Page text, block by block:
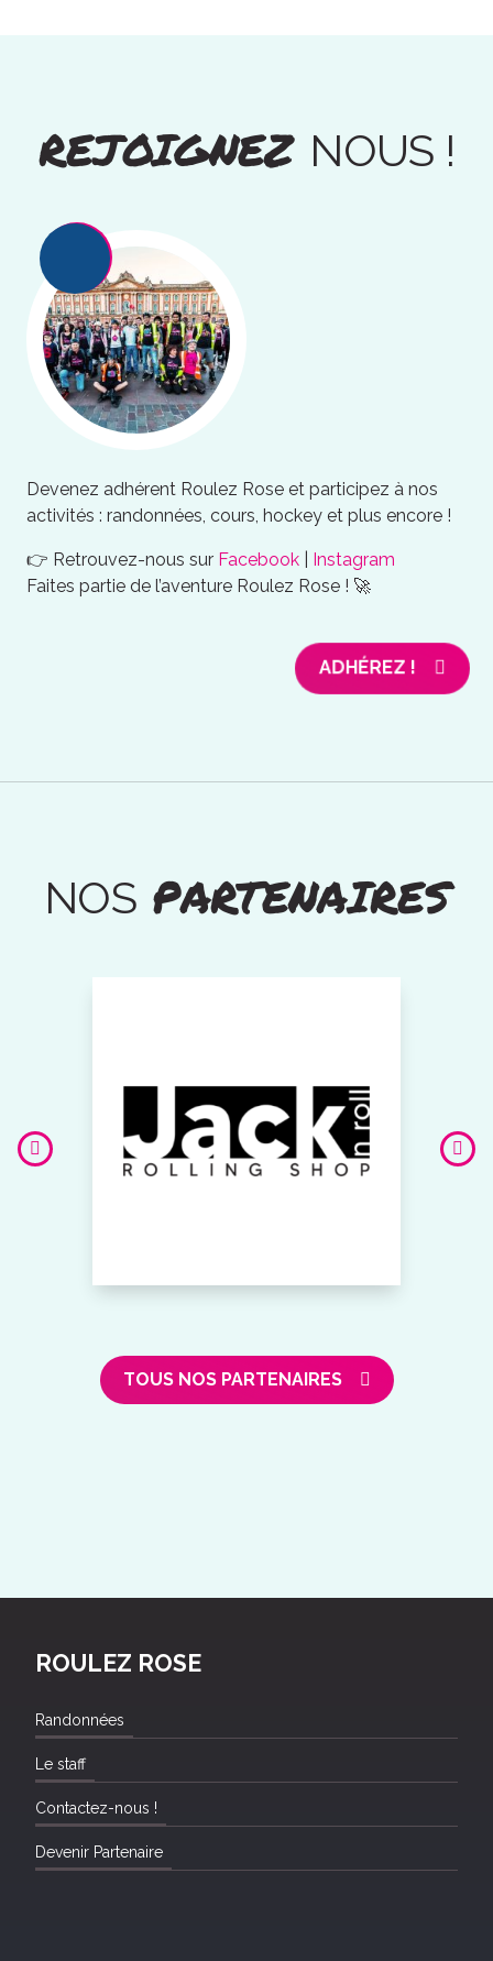
REJOIGNEZ NOUS !
Devenez adhérent Roulez Rose et participez à nos
activités : randonnées, cours, hockey et plus encore !
👉 Retrouvez-nous sur Facebook
Instagram
Faites partie de l’aventure Roulez Rose ! 🚀
ADHÉREZ !
NOSPARTENAIRES
TOUS NOS PARTENAIRES
ROULEZ ROSE
Randonnées
Le staff
Contactez-nous !
Devenir Partenaire